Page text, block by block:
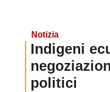
Notizia
Indigeni
politici